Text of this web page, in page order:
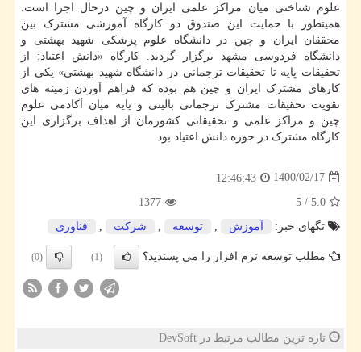
علوم شناختی میان مراکز علمی ایران و چین درحال اجرا است.
همینطور با حمایت این صندوق دو کارگاه آموزشی مشترک بین
محققان ایران و چین در دانشگاه علوم پزشکی شهید بهشتی و
دانشگاه فردوسی مشهد برگزار گردید. کارگاه «دانش اعتیاد: از
تحقیقات پایه تا تحقیقات ترجمانی در دانشگاه شهید بهشتی» یکی از
کارهای مشترک ایران و چین هم بوده که فراهم آوردن زمینه های
تقویت تحقیقات مشترک ترجمانی بالینی و پایه میان آکادمی علوم
چین و مراکز علمی و تحقیقاتی کشورمان از اهداف برگزاری این
کارگاه مشترک در حوزه دانش اعتیاد بود.
1400/02/17
12:46:43
5.0
/
5
1377
تگهای خبر:
آموزش توسعه شركت فناوری
مطلب توسعه نرم افزار را می پسندید؟ (1)
(0)
تازه ترین مطالب مرتبط در DevSoft